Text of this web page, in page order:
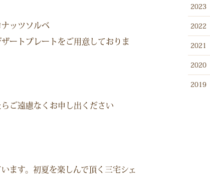
ッツソルベ
ートプレートをご用意しておりま
ご遠慮なくお申し出ください
ます。初夏を楽しんで頂く三宅シェ
2023
2022
2021
2020
2019